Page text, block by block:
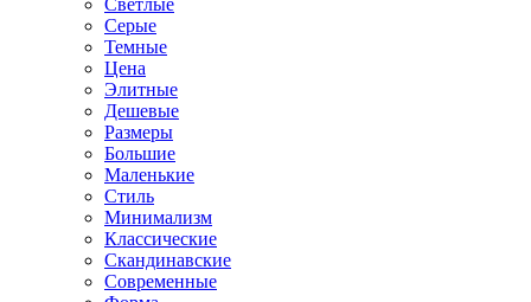
Светлые
Серые
Темные
Цена
Элитные
Дешевые
Размеры
Большие
Маленькие
Стиль
Минимализм
Классические
Скандинавские
Современные